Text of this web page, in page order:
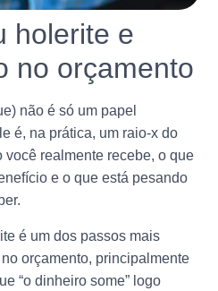
holerite e
no orçamento
não é só um papel
é, na prática, um raio-x do
você realmente recebe, o que
e o que está pesando
é um dos passos mais
orçamento, principalmente
“o dinheiro some” logo